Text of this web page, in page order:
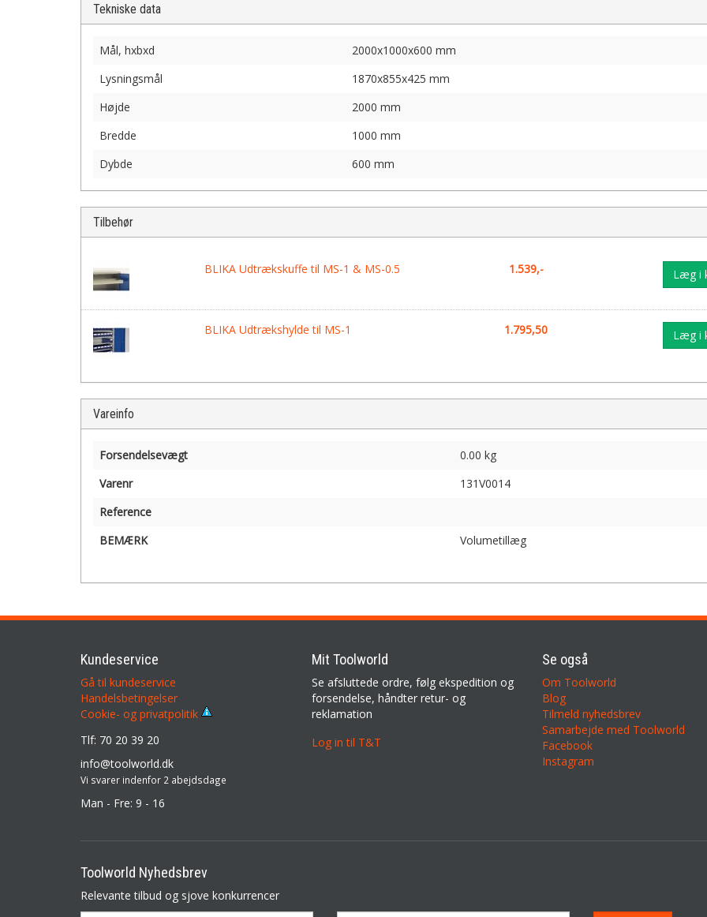
Tekniske data
Mål, hxbxd
2000x1000x600 mm
Lysningsmål
1870x855x425 mm
Højde
2000 mm
Bredde
1000 mm
Dybde
600 mm
Tilbehør
BLIKA Udtrækskuffe til MS-1 & MS-0.5 1.539,- Læg i
BLIKA Udtrækshylde til MS-1 1.795,50 Læg i
Vareinfo
Forsendelsevægt
0.00 kg
Varenr
131V0014
Reference
BEMÆRK
Volumetillæg
Kundeservice
Gå til kundeservice
Handelsbetingelser
Cookie- og privatpolitik
Tlf: 70 20 39 20
info@toolworld.dk
Vi svarer indenfor 2 abejdsdage
Man - Fre: 9 - 16
Mit Toolworld
Se afsluttede ordre, følg ekspedition og
forsendelse, håndter retur- og
reklamation
Log in til T&T
Se også
Om Toolworld
Blog
Tilmeld nyhedsbrev
Samarbejde med Toolworld
Facebook
Instagram
Toolworld Nyhedsbrev
Relevante tilbud og sjove konkurrencer